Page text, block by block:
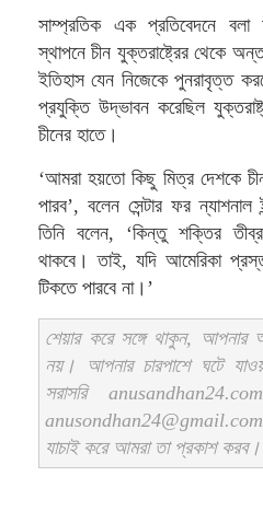
সাম্প্রতিক এক প্রতিবেদনে বলা
স্থাপনে চীন যুক্তরাষ্ট্রের থেকে
ইতিহাস যেন নিজেকে পুনরাবৃত্ত
প্রযুক্তি উদ্ভাবন করেছিল
চীনের হাতে।
‘আমরা হয়তো কিছু মিত্র দেশকে
পারব’, বলেন সেন্টার ফর ন্যাশনাল
তিনি বলেন, ‘কিন্তু শক্তির
থাকবে। তাই, যদি আমেরিকা
টিকতে পারবে না।’
শেয়ার করে সঙ্গে থাকুন,
নয়। আপনার চারপাশে ঘটে
সরাসরি
anusondhan24@gmail.com
যাচাই করে আমরা তা প্রকাশ করব।